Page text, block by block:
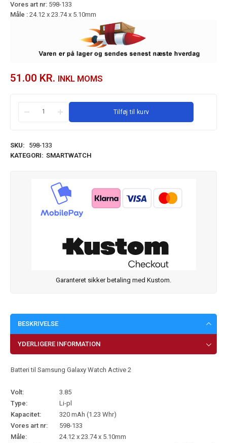
Vores art nr: 598-133
Måle : 24.12 x 23.74 x 5.10mm
51.00 KR. INKL MOMS
Tilføj til kurv
SKU:
598-133
KATEGORI: SMARTWATCH
Garanteret sikker betaling med Kustom.
BESKRIVELSE
YDERLIGERE INFORMATION
Batteri til Samsung Galaxy Watch Active 2
Volt:
3.85
Type:
Li-pl
Kapacitet:
320 mAh (1.23 Whr)
Vores art nr:
598-133
Måle:
24.12 x 23.74 x 5.10mm